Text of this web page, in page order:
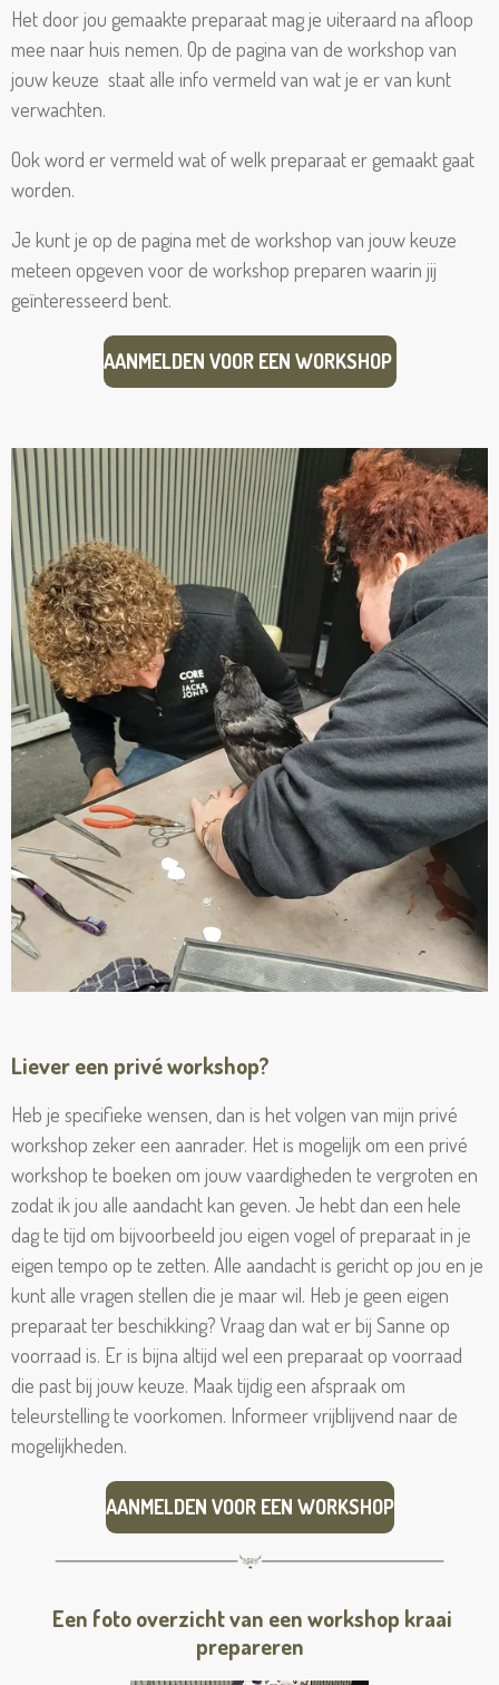
Het door jou gemaakte preparaat mag je uiteraard na afloop
mee naar huis nemen. Op de pagina van de workshop van
jouw keuze staat alle info vermeld van wat je er van kunt
verwachten.
Ook word er vermeld wat of welk preparaat er gemaakt gaat
worden.
Je kunt je op de pagina met de workshop van jouw keuze
meteen opgeven voor de workshop preparen waarin jij
geïnteresseerd bent.
AANMELDEN VOOR EEN WORKSHOP
Liever een privé workshop?
Heb je specifieke wensen, dan is het volgen van mijn privé
workshop zeker een aanrader. Het is mogelijk om een privé
workshop te boeken om jouw vaardigheden te vergroten en
zodat ik jou alle aandacht kan geven. Je hebt dan een hele
dag te tijd om bijvoorbeeld jou eigen vogel of preparaat in je
eigen tempo op te zetten. Alle aandacht is gericht op jou en je
kunt alle vragen stellen die je maar wil. Heb je geen eigen
preparaat ter beschikking? Vraag dan wat er bij Sanne op
voorraad is. Er is bijna altijd wel een preparaat op voorraad
die past bij jouw keuze. Maak tijdig een afspraak om
teleurstelling te voorkomen. Informeer vrijblijvend naar de
mogelijkheden.
AANMELDEN VOOR EEN WORKSHOP
Een foto overzicht van een workshop kraai
prepareren